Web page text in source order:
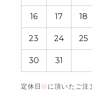
16 17 18
23 24 25
30 31
定休日
に頂いたご注